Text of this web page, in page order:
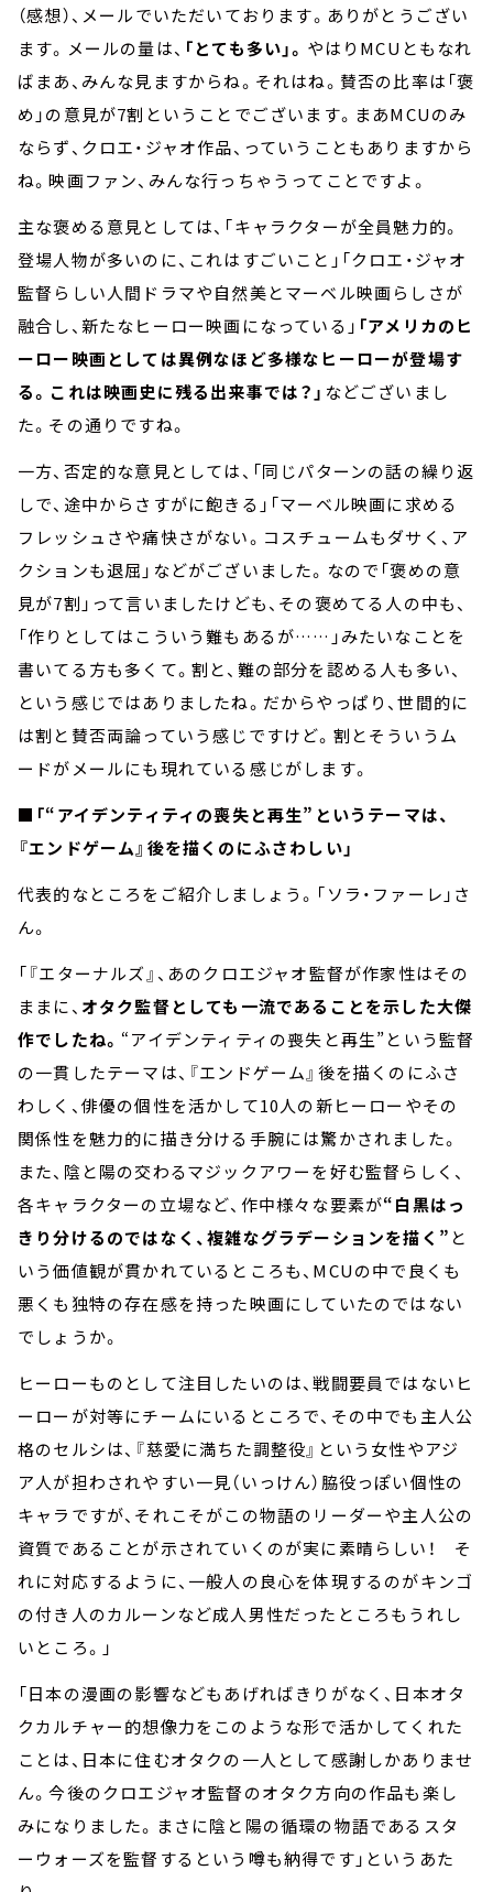
（感想）、メールでいただいております。ありがとうござい
ます。メールの量は、 「とても多い」。 やはりMCUともなれ
ばまあ、みんな見ますからね。それはね。賛否の比率は「褒
め」の意見が7割ということでございます。まあMCUのみ
ならず、クロエ・ジャオ作品、っていうこともありますから
ね。映画ファン、みんな行っちゃうってことですよ。
主な褒める意見としては、「キャラクターが全員魅力的。
登場人物が多いのに、これはすごいこと」「クロエ・ジャオ
監督らしい人間ドラマや自然美とマーベル映画らしさが
融合し、新たなヒーロー映画になっている」 「アメリカのヒ
ーロー映画としては異例なほど多様なヒーローが登場す
る。これは映画史に残る出来事では？」 などございまし
た。その通りですね。
一方、否定的な意見としては、「同じパターンの話の繰り返
しで、途中からさすがに飽きる」「マーベル映画に求める
フレッシュさや痛快さがない。コスチュームもダサく、ア
クションも退屈」などがございました。なので「褒めの意
見が7割」って言いましたけども、その褒めてる人の中も、
「作りとしてはこういう難もあるが……」みたいなことを
書いてる方も多くて。割と、難の部分を認める人も多い、
という感じではありましたね。だからやっぱり、世間的に
は割と賛否両論っていう感じですけど。割とそういうム
ードがメールにも現れている感じがします。
■「“アイデンティティの喪失と再生”というテーマは、
『エンドゲーム』後を描くのにふさわしい」
代表的なところをご紹介しましょう。「ソラ・ファーレ」さ
ん。
「『エターナルズ』、あのクロエジャオ監督が作家性はその
ままに、 オタク監督としても一流であることを示した大傑
作でしたね。 “アイデンティティの喪失と再生”という監督
の一貫したテーマは、『エンドゲーム』後を描くのにふさ
わしく、俳優の個性を活かして10人の新ヒーローやその
関係性を魅力的に描き分ける手腕には驚かされました。
また、陰と陽の交わるマジックアワーを好む監督らしく、
各キャラクターの立場など、作中様々な要素が“白黒はっ
きり分けるのではなく、複雑なグラデーションを描く” と
いう価値観が貫かれているところも、MCUの中で良くも
悪くも独特の存在感を持った映画にしていたのではない
でしょうか。
ヒーローものとして注目したいのは、戦闘要員ではないヒ
ーローが対等にチームにいるところで、その中でも主人公
格のセルシは、『慈愛に満ちた調整役』という女性やアジ
ア人が担わされやすい一見（いっけん）脇役っぽい個性の
キャラですが、それこそがこの物語のリーダーや主人公の
資質であることが示されていくのが実に素晴らしい！ そ
れに対応するように、一般人の良心を体現するのがキンゴ
の付き人のカルーンなど成人男性だったところもうれし
いところ。」
「日本の漫画の影響などもあげればきりがなく、日本オタ
クカルチャー的想像力をこのような形で活かしてくれた
ことは、日本に住むオタクの一人として感謝しかありませ
ん。今後のクロエジャオ監督のオタク方向の作品も楽し
みになりました。まさに陰と陽の循環の物語であるスタ
ーウォーズを監督するという噂も納得です」というあた